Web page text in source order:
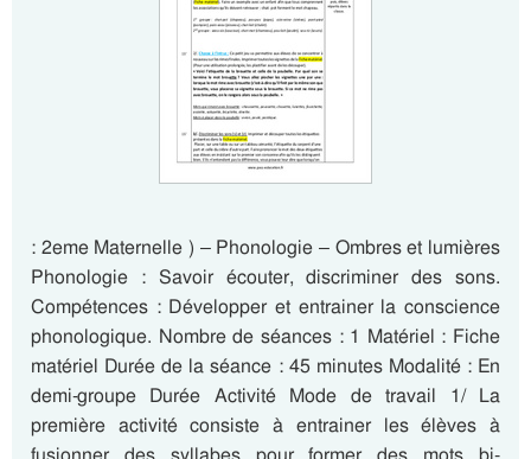
: 2eme Maternelle ) – Phonologie – Ombres et lumières
Phonologie : Savoir écouter, discriminer des sons.
Compétences : Développer et entrainer la conscience
phonologique. Nombre de séances : 1 Matériel : Fiche
matériel Durée de la séance : 45 minutes Modalité : En
demi-groupe Durée Activité Mode de travail 1/ La
première activité consiste à entrainer les élèves à